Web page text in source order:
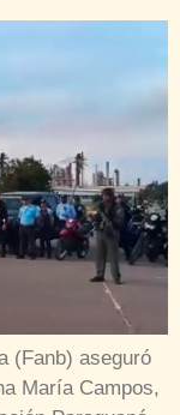
(Fanb) aseguró
María Campos,